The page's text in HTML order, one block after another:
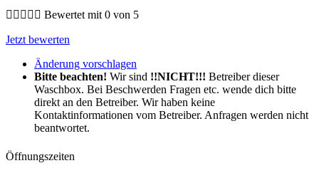
     Bewertet mit 0 von 5
Jetzt bewerten
Änderung vorschlagen
Bitte beachten! Wir sind !!NICHT!!! Betreiber dieser
Waschbox. Bei Beschwerden Fragen etc. wende dich bitte
direkt an den Betreiber. Wir haben keine
Kontaktinformationen vom Betreiber. Anfragen werden nicht
beantwortet.
Öffnungszeiten